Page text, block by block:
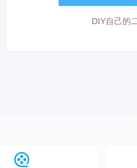
DIY自己的